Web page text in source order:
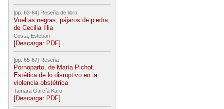
[pp. 63-64] Reseña de libro
Vueltas negras, pájaros de piedra,
de Cecilia Illia
Costa, Esteban
[Descargar PDF]
[pp. 65-67] Reseña
Pornoparto, de María Pichot.
Estética de lo disruptivo en la
violencia obstétrica
Tamara García Karo
[Descargar PDF]